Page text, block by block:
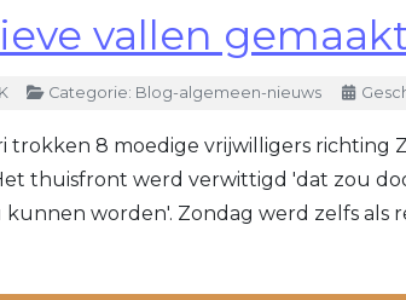
vallen
Categorie: Blog-algemeen-nieuws
trokken 8 moedige vrijwilligers
thuisfront werd verwittigd 'dat zou
kunnen worden'. Zondag werd zelfs